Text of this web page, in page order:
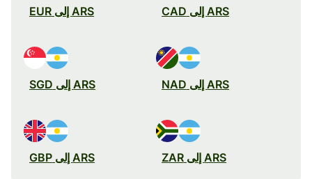
ARS إلى CAD ARS إلى EUR
ARS إلى NAD ARS إلى SGD
ARS إلى ZAR ARS إلى GBP